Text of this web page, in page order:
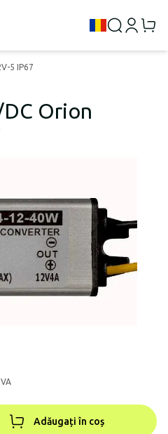
5 IP67
Orion
Adăugați în coș